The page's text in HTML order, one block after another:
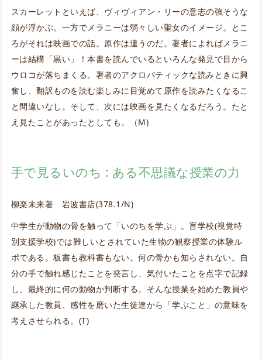
スカーレットといえば、ヴィヴィアン・リーの意志の強そうな
顔が浮かぶ。一方でメラニーは弱々しい聖女のイメージ。とこ
ろがそれは映画での話。原作は違うのだ。著者によればメラニ
ーは結構「黒い」！本書を読んでいるといろんな発見で目から
ウロコが落ちまくる。著者のアクロバティックな読みときに興
奮し、翻訳ものを読む楽しみに目覚めて原作を読みたくなるこ
と間違いなし。そして、次には映画を見たくなるだろう。たと
え見たことがあったとしても。（M)
手で見るいのち : ある不思議な授業の力
柳楽未来著 岩波書店(378.1/N)
中学生が動物の骨を触って「いのちを学ぶ」。盲学校(視覚特
別支援学校)では難しいとされていた生物の観察授業の体験ル
ポである。板書も教科書もない。何の骨かも知らされない。自
分の手で触れ感じたことを発言し、気付いたことを点字で記録
し、最終的に何の動物か判断する。そんな授業を始めた教員や
継承した教員、感性を磨いた生徒達から「学ぶこと」の意味を
考えさせられる。(T)